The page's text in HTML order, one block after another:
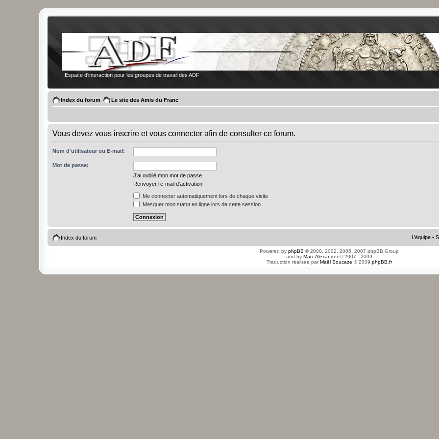
Espace d'interaction pour les groupes de travail des ADF
Index du forum Le site des Amis du Franc
Vous devez vous inscrire et vous connecter afin de consulter ce forum.
Nom d'utilisateur ou E-mail:
Mot de passe:
J’ai oublié mon mot de passe
Renvoyer l’e-mail d’activation
Me connecter automatiquement lors de chaque visite
Masquer mon statut en ligne lors de cette session
Index du forum L’équipe •
Powered by phpBB © 2000, 2002, 2005, 2007 phpBB Group
and by Marc Alexander© 2007 - 2009
Traduction réalisée parMaël Soucaze © 2009 phpBB.fr